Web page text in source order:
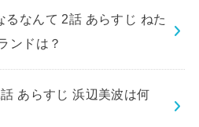
るなんて 2話 あらすじ ねた
ンドは？
あらすじ 浜辺美波は何